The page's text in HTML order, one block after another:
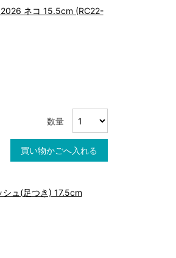
ネコ 15.5cm (RC22-
数量
買い物かごへ入れる
ュ(足つき) 17.5cm